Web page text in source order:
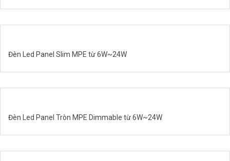
Đèn Led Panel Slim MPE từ 6W~24W
Đèn Led Panel Tròn MPE Dimmable từ 6W~24W